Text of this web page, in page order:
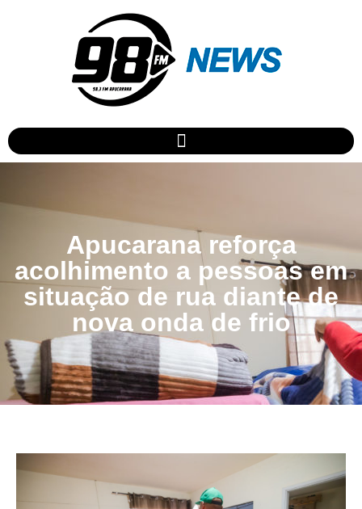
Apucarana reforça
acolhimento a pessoas em
situação de rua diante de
nova onda de frio